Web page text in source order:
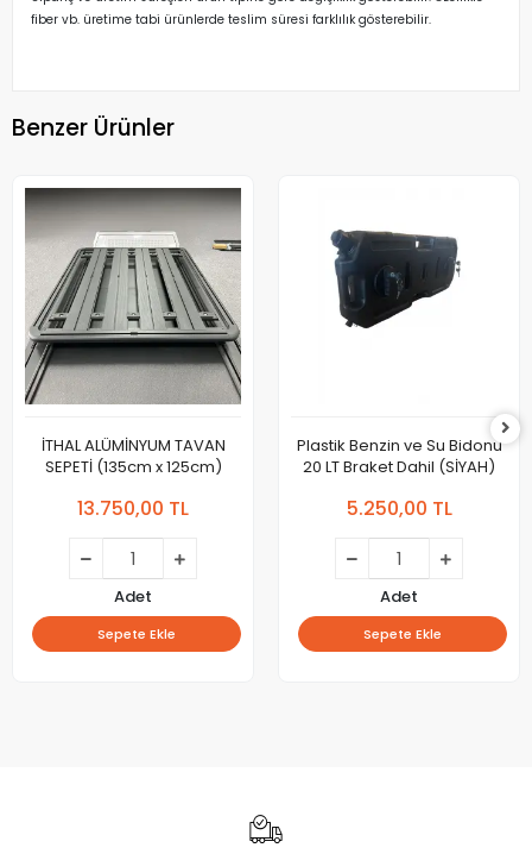
fiber vb. üretime tabi ürünlerde teslim süresi farklılık gösterebilir.
Benzer Ürünler
İTHAL ALÜMİNYUM TAVAN
SEPETİ (135cm x 125cm)
13.750,00 TL
Adet
Sepete Ekle
Plastik Benzin ve Su Bidonu
20 LT Braket Dahil (SİYAH)
5.250,00 TL
Adet
Sepete Ekle